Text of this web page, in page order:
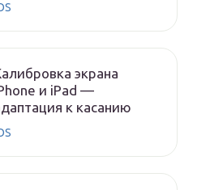
экрана
и iPad —
к касанию